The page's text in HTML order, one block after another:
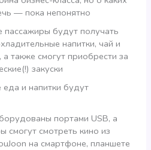
— пока непонятно
пассажиры будут получать
напитки, чай и
также смогут приобрести за
закуски
еда и напитки будут
портами USB, а
смогут смотреть кино из
на смартфоне, планшете